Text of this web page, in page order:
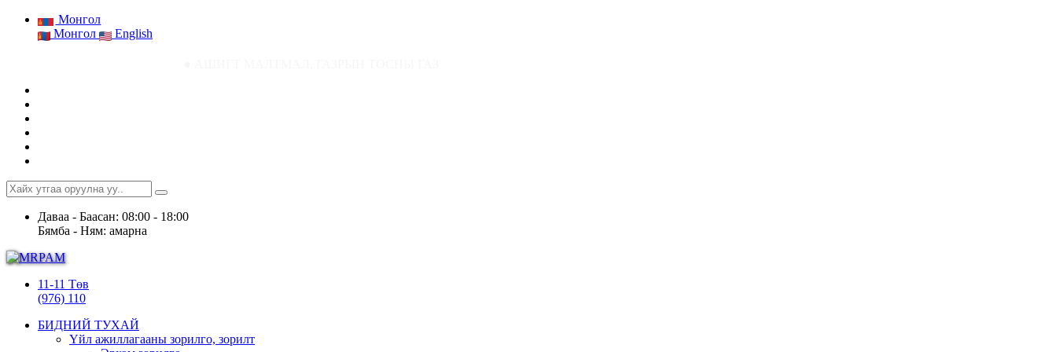
Монгол
Монгол
English
Даваа - Баасан: 08:00 - 18:00
Бямба - Ням: амарна
11-11 Төв
(976) 110
БИДНИЙ ТУХАЙ
Үйл ажиллагааны зорилго, зорилт